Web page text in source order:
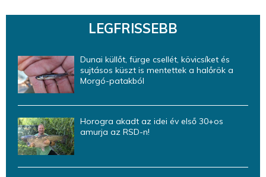
LEGFRISSEBB
Dunai küllőt, fürge csellét, kövicsíket és
sujtásos küszt is mentettek a halőrök a
Morgó-patakból
Horogra akadt az idei év első 30+os
amurja az RSD-n!